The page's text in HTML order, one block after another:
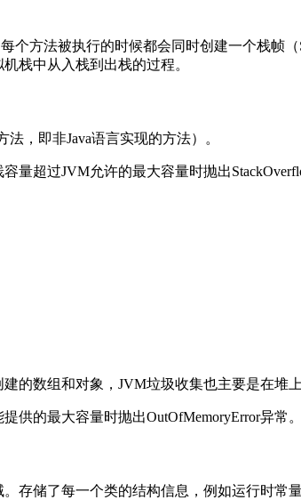
个方法被执行的时候都会同时创建一个栈帧
栈中从入栈到出栈的过程。
，即非Java语言实现的方法）。
量超过JVM允许的最大容量时抛出
的数组和对象，JVM垃圾收集也主要是在堆上
供的最大容量时抛出OutOfMemoryError异常。
存储了每一个类的结构信息，例如运行时常